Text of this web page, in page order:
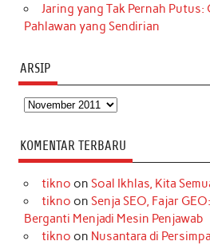
Jaring yang Tak Pernah
Pahlawan yang Sendirian
ARSIP
Arsip
KOMENTAR TERBARU
tikno on Soal Ikhlas, Kita
tikno on Senja SEO, Fajar
Berganti Menjadi Mesin Penjawab
tikno on Nusantara di